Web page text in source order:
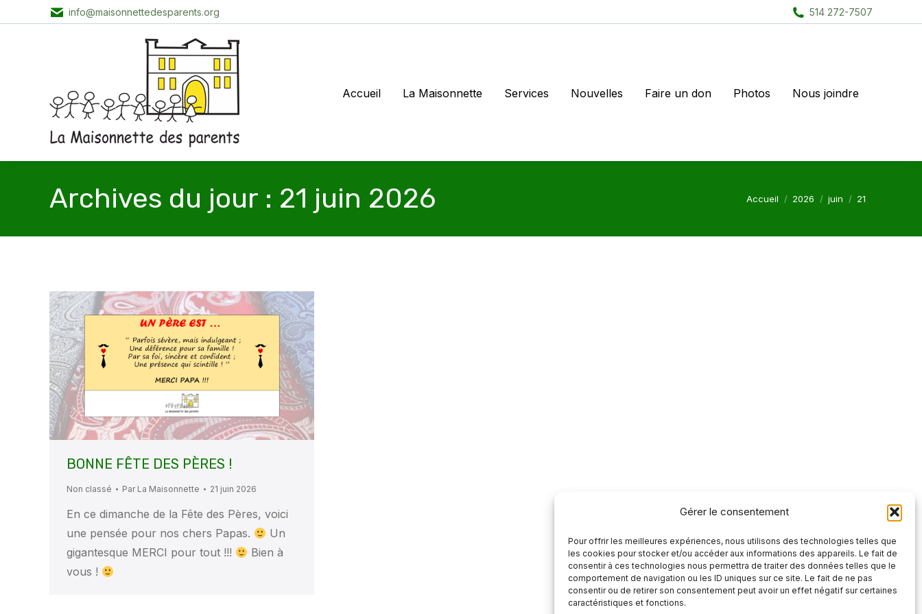
Gérer le consentement
Pour offrir les meilleures expériences, nous utilisons des technologies telles que
les cookies pour stocker et/ou accéder aux informations des appareils. Le fait de
consentir à ces technologies nous permettra de traiter des données telles que le
comportement de navigation ou les ID uniques sur ce site. Le fait de ne pas
consentir ou de retirer son consentement peut avoir un effet négatif sur certaines
caractéristiques et fonctions.
info@maisonnettedesparents.org 514 272-7507
Accueil La Maisonnette Services Nouvelles Faire un don Photos Nous joindre
Archives du jour : 21 juin 2026 Vous êtes ici :
Accueil 2026 juin 21
BONNE FÊTE DES PÈRES !
Non classé Par La Maisonnette 21 juin 2026
En ce dimanche de la Fête des Pères, voici
une pensée pour nos chers Papas.
Un
gigantesque MERCI pour tout !!!
Bien à
vous !